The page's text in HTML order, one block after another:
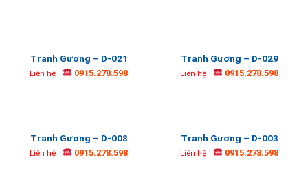
Tranh Gương – D-021
Liên hệ 0915.278.598
Tranh Gương – D-029
Liên hệ 0915.278.598
Tranh Gương – D-008
Liên hệ 0915.278.598
Tranh Gương – D-003
Liên hệ 0915.278.598